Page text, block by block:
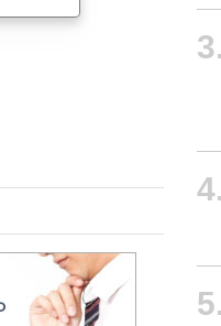
3.
4.
5.